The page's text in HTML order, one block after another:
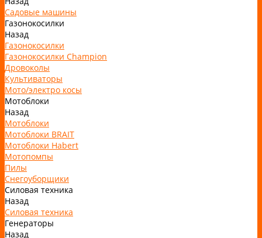
Садовые машины
Газонокосилки
Назад
Газонокосилки
Газонокосилки Champion
Дровоколы
Культиваторы
Мото/электро косы
Мотоблоки
Назад
Мотоблоки
Мотоблоки BRAIT
Мотоблоки Habert
Мотопомпы
Пилы
Снегоуборщики
Силовая техника
Назад
Силовая техника
Генераторы
Назад